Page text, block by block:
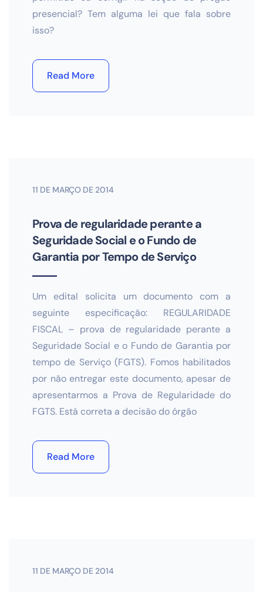
presencial? Tem alguma lei que fala sobre
isso?
Read More
11 DE MARÇO DE 2014
Prova de regularidade perante a
Seguridade Social e o Fundo de
Garantia por Tempo de Serviço
Um edital solicita um documento com a
seguinte especificação: REGULARIDADE
FISCAL – prova de regularidade perante a
Seguridade Social e o Fundo de Garantia por
tempo de Serviço (FGTS). Fomos habilitados
por não entregar este documento, apesar de
apresentarmos a Prova de Regularidade do
FGTS. Está correta a decisão do órgão
Read More
11 DE MARÇO DE 2014